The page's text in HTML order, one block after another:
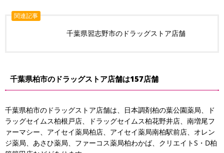
関連記事
千葉県習志野市のドラッグストア店舗
千葉県柏市のドラッグストア店舗は157店舗
千葉県柏市のドラッグストア店舗は、日本調剤柏の葉公園薬局、ド
ラッグセイムス柏根戸店、ドラッグセイムス柏花野井店、南増尾フ
ァーマシー、アイセイ薬局柏店、アイセイ薬局南柏駅前店、オレン
ジ薬局、あさひ薬局、ファーコス薬局柏わかば、クリエイトS・D柏